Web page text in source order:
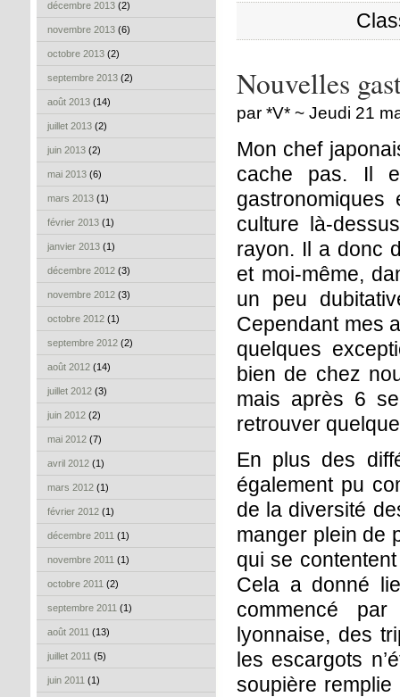
décembre 2013 (2)
novembre 2013 (6)
octobre 2013 (2)
septembre 2013 (2)
août 2013 (14)
juillet 2013 (2)
juin 2013 (2)
mai 2013 (6)
mars 2013 (1)
février 2013 (1)
janvier 2013 (1)
décembre 2012 (3)
novembre 2012 (3)
octobre 2012 (1)
septembre 2012 (2)
août 2012 (14)
juillet 2012 (3)
juin 2012 (2)
mai 2012 (7)
avril 2012 (1)
mars 2012 (1)
février 2012 (1)
décembre 2011 (1)
novembre 2011 (1)
octobre 2011 (2)
septembre 2011 (1)
août 2011 (13)
juillet 2011 (5)
juin 2011 (1)
Nouvelles
par *V* ~ Jeudi 21
Mon chef
cache pas. Il
gastronomiques
culture là-
rayon. Il a donc
et moi-même,
un peu
Cependant mes
quelques
bien de chez
mais après 6
retrouver
En plus des
également pu
de la diversité
manger plein de
qui se
Cela a donné
commencé
lyonnaise, des
les escargots
soupière